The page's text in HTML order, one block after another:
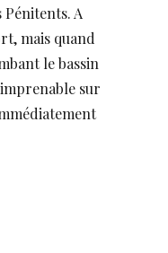
A
mais quand
le bassin
sur